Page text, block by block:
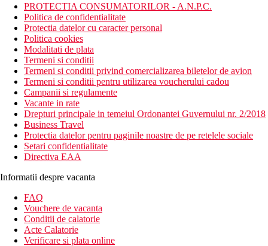
PROTECTIA CONSUMATORILOR - A.N.P.C.
Politica de confidentialitate
Protectia datelor cu caracter personal
Politica cookies
Modalitati de plata
Termeni si conditii
Termeni si conditii privind comercializarea biletelor de avion
Termeni si conditii pentru utilizarea voucherului cadou
Campanii si regulamente
Vacante in rate
Drepturi principale in temeiul Ordonantei Guvernului nr. 2/2018
Business Travel
Protectia datelor pentru paginile noastre de pe retelele sociale
Setari confidentialitate
Directiva EAA
Informatii despre vacanta
FAQ
Vouchere de vacanta
Conditii de calatorie
Acte Calatorie
Verificare si plata online